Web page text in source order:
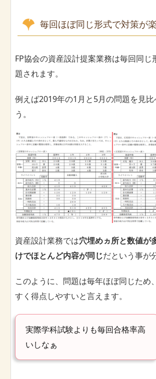
毎回ほぼ同じ形式で対策が楽
FP協会の資産設計提案業務は毎回同じ
題されます。
例えば2019年の1月と5月の問題を見比
う。
資産設計業務では穴埋めヵ所と数値が
けでほとんど内容が同じだという事が
このように、問題は毎年ほぼ同じため
すく得点しやすいと言えます。
実際学科試験よりも毎回合格率高
いしなぁ